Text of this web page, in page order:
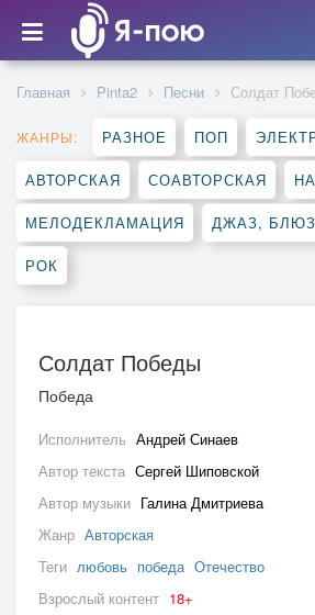
Главная Pinta2 Песни Солдат
ЖАНРЫ: РАЗНОЕ ПОП
АВТОРСКАЯ СОАВТОРСКАЯ
МЕЛОДЕКЛАМАЦИЯ ДЖАЗ, БЛЮЗ
РОК
Солдат Победы
Победа
Исполнитель Андрей Синаев
Автор текста Сергей Шиповской
Автор музыки Галина Дмитриева
Жанр Авторская
Теги любовь победа Отечество
Взрослый контент 18+